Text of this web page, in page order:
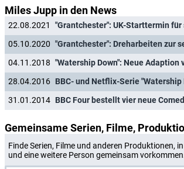
Miles Jupp in den News
22.08.2021
05.10.2020
04.11.2018
28.04.2016
31.01.2014 BBC Four bestellt vier neue
Gemeinsame Serien, Filme,
Finde Serien, Filme und anderen Produktionen,
und eine weitere Person gemeinsam